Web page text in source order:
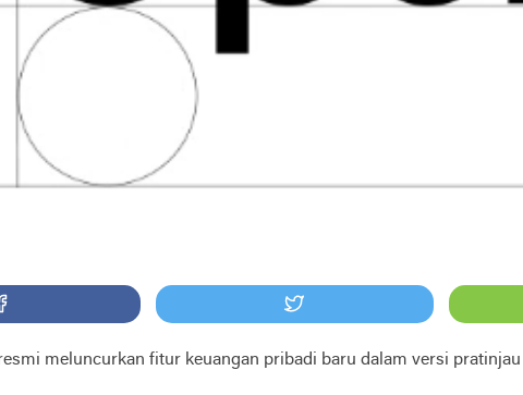
meluncurkan fitur keuangan pribadi baru dalam versi